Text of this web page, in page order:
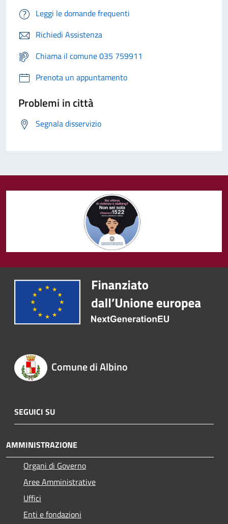
Leggi le domande frequenti
Richiedi Assistenza
Chiama il comune 035 759911
Prenota un appuntamento
Problemi in città
Segnala disservizio
Comune di Albino
SEGUICI SU
AMMINISTRAZIONE
Organi di Governo
Aree Amministrative
Uffici
Enti e fondazioni